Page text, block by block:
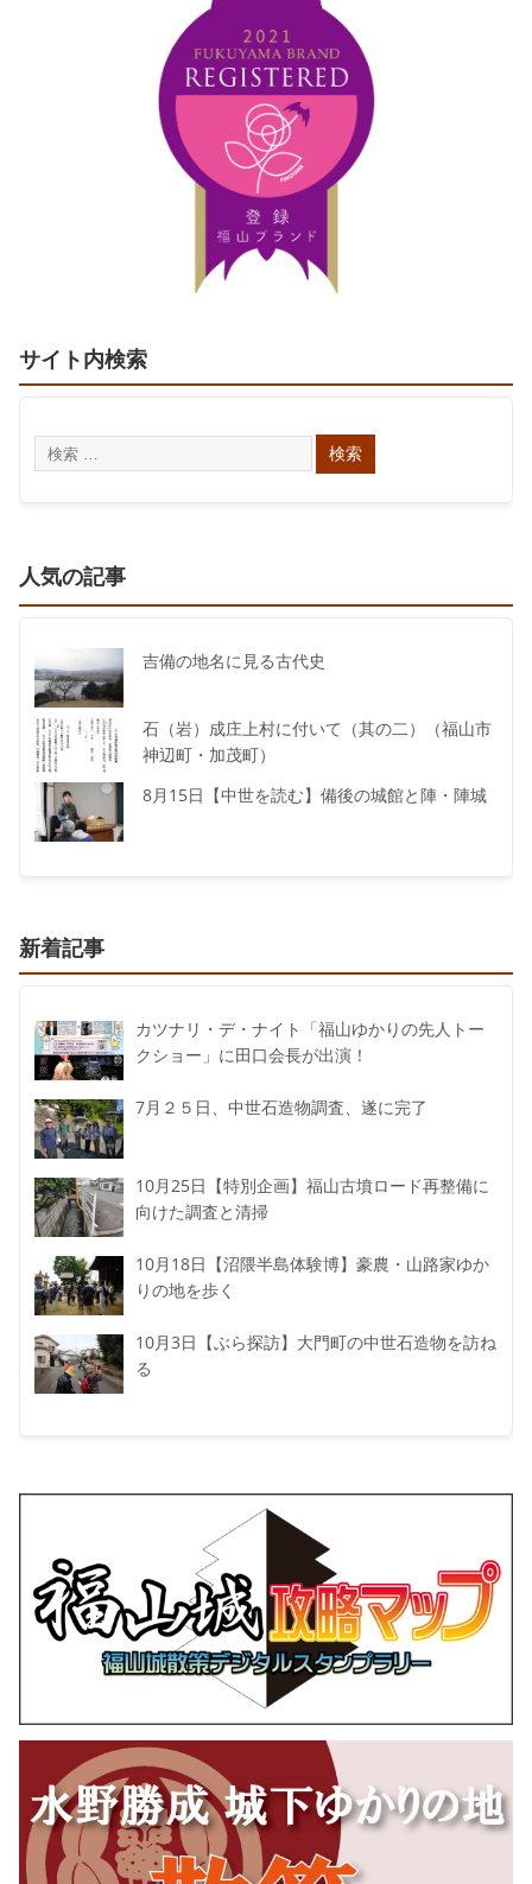
サイト内検索
人気の記事
吉備の地名に見る古代史
石（岩）成庄上村に付いて（其の二）（福山市
神辺町・加茂町）
8月15日【中世を読む】備後の城館と陣・陣城
新着記事
カツナリ・デ・ナイト「福山ゆかりの先人トー
クショー」に田口会長が出演！
7月２５日、中世石造物調査、遂に完了
10月25日【特別企画】福山古墳ロード再整備に
向けた調査と清掃
10月18日【沼隈半島体験博】豪農・山路家ゆか
りの地を歩く
10月3日【ぶら探訪】大門町の中世石造物を訪ね
る